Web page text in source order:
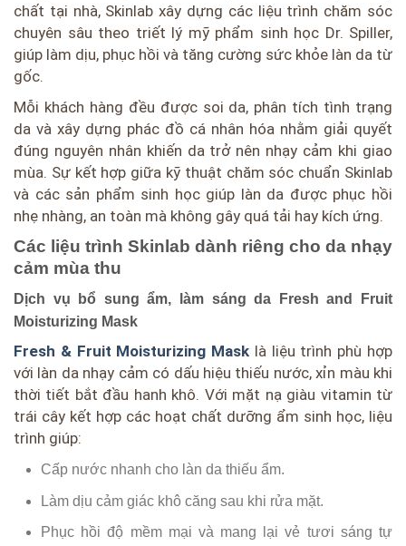
chất tại nhà, Skinlab xây dựng các liệu trình chăm sóc
chuyên sâu theo triết lý mỹ phẩm sinh học Dr. Spiller,
giúp làm dịu, phục hồi và tăng cường sức khỏe làn da từ
gốc.
Mỗi khách hàng đều được soi da, phân tích tình trạng
da và xây dựng phác đồ cá nhân hóa nhằm giải quyết
đúng nguyên nhân khiến da trở nên nhạy cảm khi giao
mùa. Sự kết hợp giữa kỹ thuật chăm sóc chuẩn Skinlab
và các sản phẩm sinh học giúp làn da được phục hồi
nhẹ nhàng, an toàn mà không gây quá tải hay kích ứng.
Các liệu trình Skinlab dành riêng cho da nhạy
cảm mùa thu
Dịch vụ bổ sung ẩm, làm sáng da
Fresh and Fruit
Moisturizing Mask
Fresh & Fruit Moisturizing Mask là liệu trình phù hợp
với làn da nhạy cảm có dấu hiệu thiếu nước, xỉn màu khi
thời tiết bắt đầu hanh khô. Với mặt nạ giàu vitamin từ
trái cây kết hợp các hoạt chất dưỡng ẩm sinh học, liệu
trình giúp:
Cấp nước nhanh cho làn da thiếu ẩm.
Làm dịu cảm giác khô căng sau khi rửa mặt.
Phục hồi độ mềm mại và mang lại vẻ tươi sáng tự